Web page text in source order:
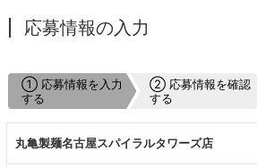
応募情報の入力
① 応募情報を入力
する
② 応募情報を確認
する
丸亀製麺名古屋スパイラルタワーズ店